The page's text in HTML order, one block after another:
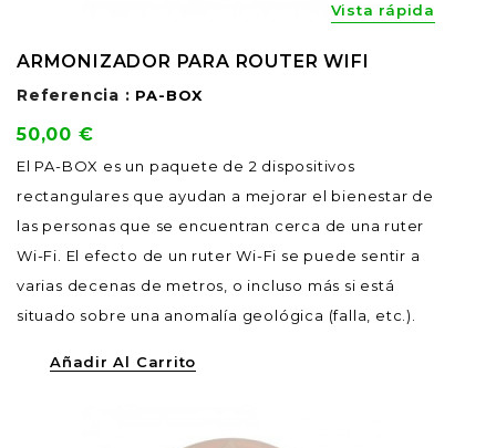
Vista rápida
ARMONIZADOR PARA ROUTER WIFI
Referencia : PA-BOX
Precio
50,00 €
El PA-BOX es un paquete de 2 dispositivos
rectangulares que ayudan a mejorar el bienestar de
las personas que se encuentran cerca de una ruter
Wi-Fi. El efecto de un ruter Wi-Fi se puede sentir a
varias decenas de metros, o incluso más si está
situado sobre una anomalía geológica (falla, etc.).
Añadir Al Carrito